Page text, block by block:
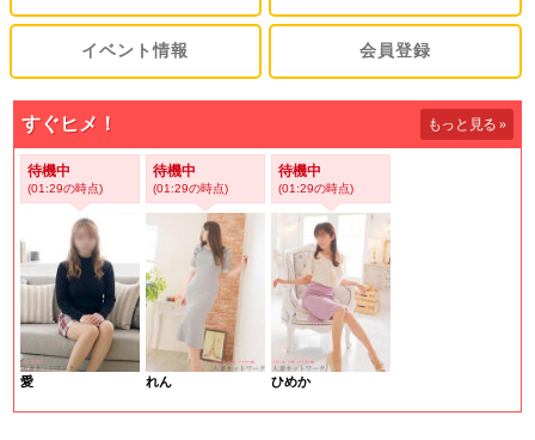
イベント情報 会員登録
すぐヒメ！ もっと見る »